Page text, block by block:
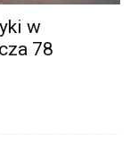
w
78